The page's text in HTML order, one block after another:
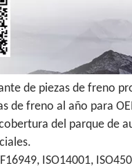
de piezas de freno
de freno al año para
del parque de
ISO14001,